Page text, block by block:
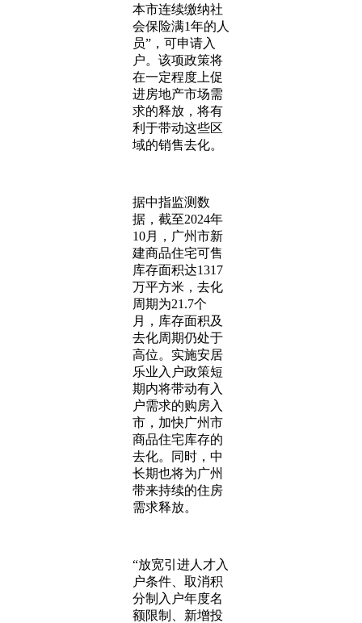
本市连续缴纳社
会保险满1年的人
员”，可申请入
户。该项政策将
在一定程度上促
进房地产市场需
求的释放，将有
利于带动这些区
域的销售去化。
据中指监测数
据，截至2024年
10月，广州市新
建商品住宅可售
库存面积达1317
万平方米，去化
周期为21.7个
月，库存面积及
去化周期仍处于
高位。实施安居
乐业入户政策短
期内将带动有入
户需求的购房入
市，加快广州市
商品住宅库存的
去化。同时，中
长期也将为广州
带来持续的住房
需求释放。
“放宽引进人才入
户条件、取消积
分制入户年度名
额限制、新增投